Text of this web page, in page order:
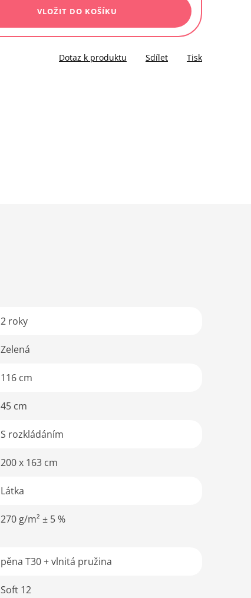
VLOŽIT DO KOŠÍKU
Tisk
Dotaz k produktu Sdílet
2 roky
Zelená
116 cm
45 cm
S rozkládáním
200 x 163 cm
Látka
270 g/m² ± 5 %
pěna T30 + vlnitá pružina
Soft 12